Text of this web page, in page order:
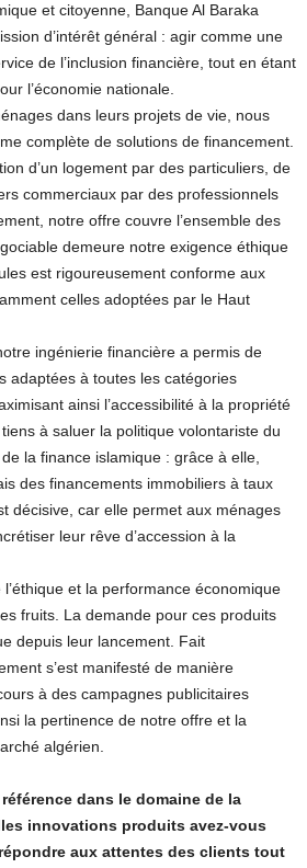
et citoyenne, Banque Al Baraka
d’intérêt général : agir comme une
de l’inclusion financière, tout en étant
l’économie nationale.
dans leurs projets de vie, nous
complète de solutions de financement.
d’un logement par des particuliers, de
commerciaux par des professionnels
notre offre couvre l’ensemble des
demeure notre exigence éthique
est rigoureusement conforme aux
celles adoptées par le Haut
ingénierie financière a permis de
adaptées à toutes les catégories
ainsi l’accessibilité à la propriété
à saluer la politique volontariste du
la finance islamique : grâce à elle,
des financements immobiliers à taux
décisive, car elle permet aux ménages
leur rêve d’accession à la
et la performance économique
fruits. La demande pour ces produits
depuis leur lancement. Fait
s’est manifesté de manière
à des campagnes publicitaires
la pertinence de notre offre et la
algérien.
dans le domaine de la
innovations produits avez-vous
aux attentes des clients tout